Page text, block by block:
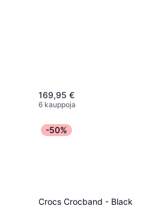
169,95 €
6 kauppoja
-50%
Crocs Crocband - Black